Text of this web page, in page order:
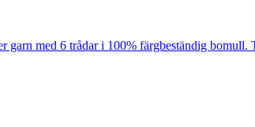
med 6 trådar i 100% färgbeständig bomull.